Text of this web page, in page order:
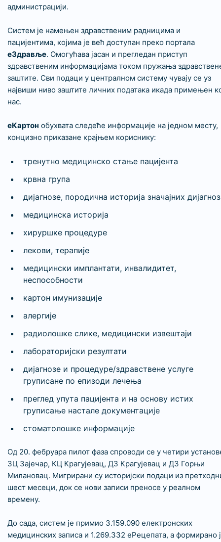
администрацији.
Систем је намењен здравственим радницима и
пацијентима, којима је већ доступан преко портала
еЗдравље. Омогућава јасан и прегледан приступ
здравственим информацијама током пружања
заштите. Сви подаци у централном систему чувају се уз
највиши ниво заштите личних података икада примењен
нас.
еКартон обухвата следеће информације на једном месту,
концизно приказане крајњем кориснику:
тренутно медицинско стање пацијента
крвна група
дијагнозе, породична историја значајних
медицинска историја
хируршке процедуре
лекови, терапије
медицински имплантати, инвалидитет,
неспособности
картон имунизације
алергије
радиолошке слике, медицински извештаји
лабораторијски резултати
дијагнозе и процедуре/здравствене услуге
груписане по епизоди лечења
преглед упута пацијента и на основу истих
груписање настале документације
стоматолошке информације
Од 20. фебруара пилот фаза спроводи се у четири
ЗЦ Зајечар, КЦ Крагујевац, ДЗ Крагујевац и ДЗ Горњи
Милановац. Мигрирани су историјски подаци из
шест месеци, док се нови записи преносе у реалном
времену.
До сада, систем је примио 3.159.090 електронских
медицинских записа и 1.269.332 еРецепата, а формирано